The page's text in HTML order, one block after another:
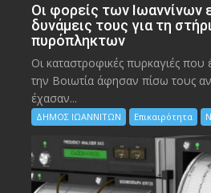
Οι φορείς των Ιωαννίνων
δυνάμεις τους για τη
πυρόπληκτων
Οι καταστροφικές πυρκαγιές που
την Bοιωτία άφησαν πίσω τους
έχασαν...
ΔΗΜΟΣ ΙΩΑΝΝΙΤΩΝ Επικαιρότητα